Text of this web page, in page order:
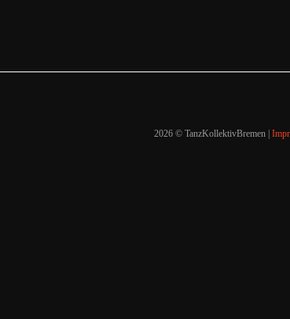
2026 © TanzKollektivBremen |